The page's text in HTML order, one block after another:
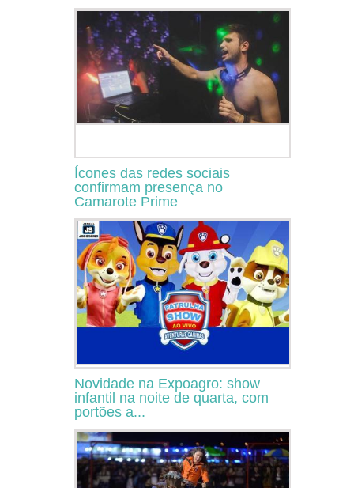
Ícones das redes sociais
confirmam presença no
Camarote Prime
Novidade na Expoagro: show
infantil na noite de quarta, com
portões a...